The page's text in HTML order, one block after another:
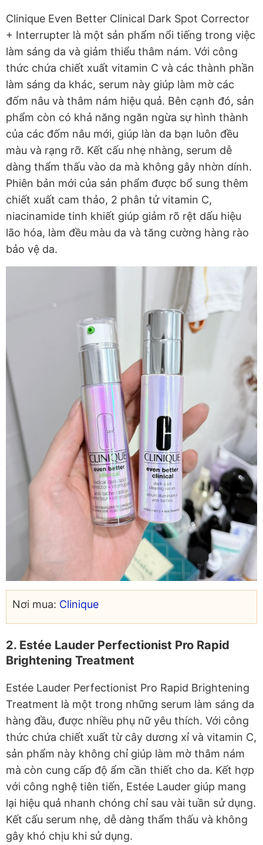
Clinique Even Better Clinical Dark Spot Corrector
+ Interrupter là một sản phẩm nổi tiếng trong việc
làm sáng da và giảm thiểu thâm nám. Với công
thức chứa chiết xuất vitamin C và các thành phần
làm sáng da khác, serum này giúp làm mờ các
đốm nâu và thâm nám hiệu quả. Bên cạnh đó, sản
phẩm còn có khả năng ngăn ngừa sự hình thành
của các đốm nâu mới, giúp làn da bạn luôn đều
màu và rạng rỡ. Kết cấu nhẹ nhàng, serum dễ
dàng thẩm thấu vào da mà không gây nhờn dính.
Phiên bản mới của sản phẩm được bổ sung thêm
chiết xuất cam thảo, 2 phân tử vitamin C,
niacinamide tinh khiết giúp giảm rõ rệt dấu hiệu
lão hóa, làm đều màu da và tăng cường hàng rào
bảo vệ da.
Nơi mua: Clinique
2. Estée Lauder Perfectionist Pro Rapid
Brightening Treatment
Estée Lauder Perfectionist Pro Rapid Brightening
Treatment là một trong những serum làm sáng da
hàng đầu, được nhiều phụ nữ yêu thích. Với công
thức chứa chiết xuất từ cây dương xỉ và vitamin C,
sản phẩm này không chỉ giúp làm mờ thâm nám
mà còn cung cấp độ ẩm cần thiết cho da. Kết hợp
với công nghệ tiên tiến, Estée Lauder giúp mang
lại hiệu quả nhanh chóng chỉ sau vài tuần sử dụng.
Kết cấu serum nhẹ, dễ dàng thẩm thấu và không
gây khó chịu khi sử dụng.